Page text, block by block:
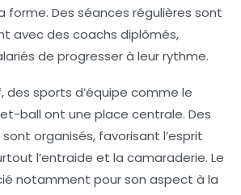
forme. Des séances régulières sont
avec des coachs diplômés,
de progresser à leur rythme.
des sports d’équipe comme le
ball ont une place centrale. Des
organisés, favorisant l’esprit
l’entraide et la camaraderie. Le
notamment pour son aspect à la